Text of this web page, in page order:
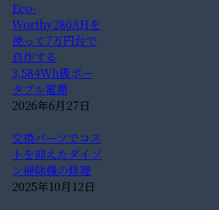
Eco-
Worthy280AHを
使って7万円台で
自作する
3,584Wh級ポー
タブル電源
2026年6月27日
交換パーツでコス
トを抑えたダイソ
ン掃除機の修理
2025年10月12日